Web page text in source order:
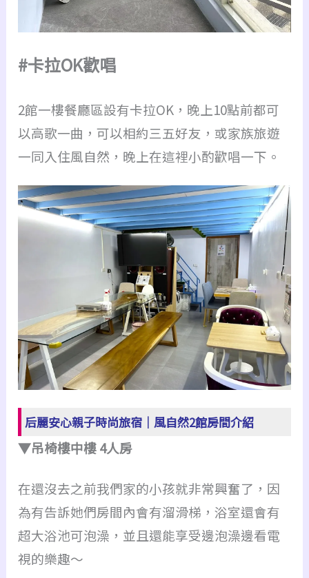
#卡拉OK歡唱
2館一樓餐廳區設有卡拉OK，晚上10點前都可
以高歌一曲，可以相約三五好友，或家族旅遊
一同入住風自然，晚上在這裡小酌歡唱一下。
后麗安心親子時尚旅宿｜風自然2館房間介紹
▼吊椅樓中樓 4人房
在還沒去之前我們家的小孩就非常興奮了，因
為有告訴她們房間內會有溜滑梯，浴室還會有
超大浴池可泡澡，並且還能享受邊泡澡邊看電
視的樂趣～